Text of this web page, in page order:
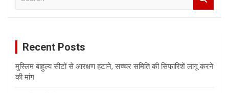
Recent Posts
मुस्लिम बाहुल्य सीटों से आरक्षण हटाने, सच्चर समिति की सिफारिशें लागू करने
की मांग